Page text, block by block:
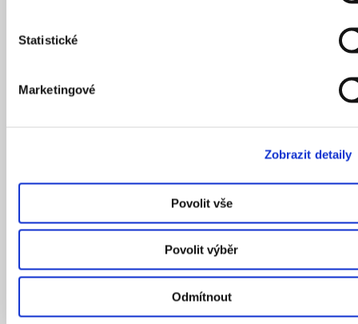
Statistické
Marketingové
Zobrazit detaily
Povolit vše
Povolit výběr
Odmítnout